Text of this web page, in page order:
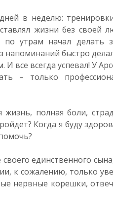
в неделю:
жизни без своей
утрам начал делать
напоминаний быстро
все всегда успевал! У
– только
полная боли,
Когда я буду
единственного
к сожалению, только
нервные корешки,